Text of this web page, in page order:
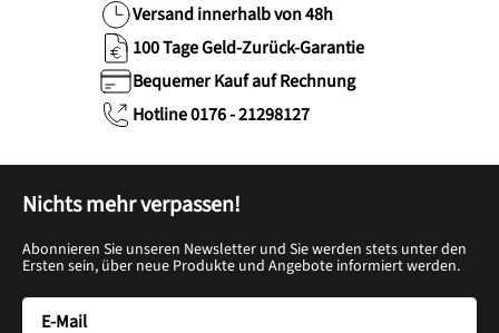
Versand innerhalb von 48h
100 Tage Geld-Zurück-Garantie
Bequemer Kauf auf Rechnung
Hotline 0176 - 21298127
Nichts mehr verpassen!
Abonnieren Sie unseren Newsletter und Sie werden stets unter den
Ersten sein, über neue Produkte und Angebote informiert werden.